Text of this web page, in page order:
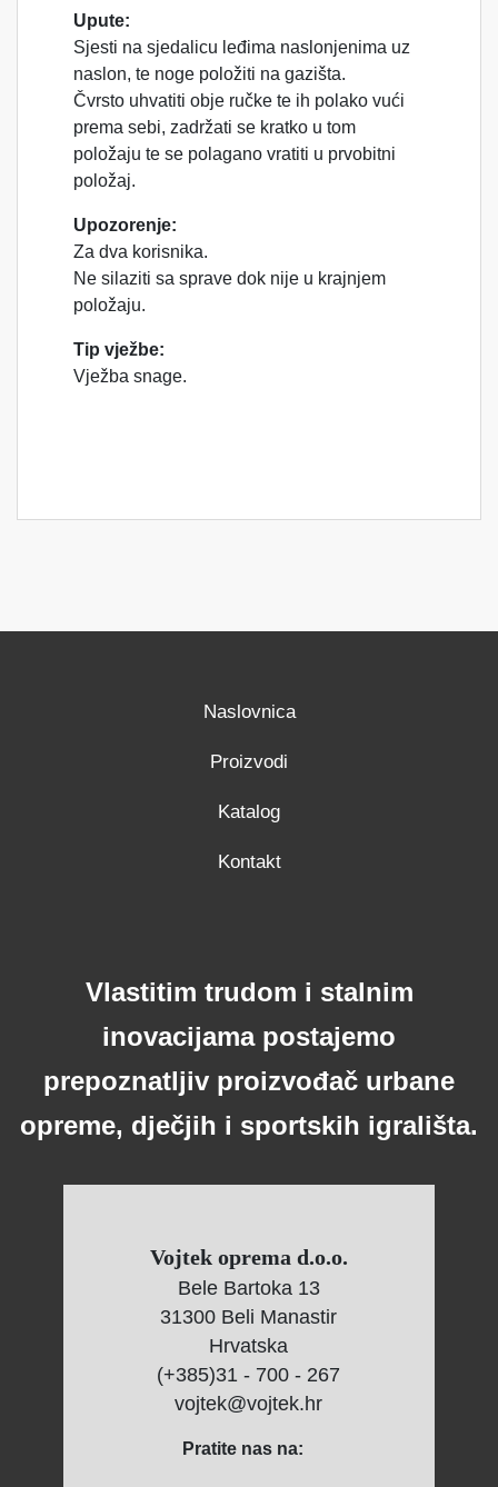
Upute:
Sjesti na sjedalicu leđima naslonjenima uz
naslon, te noge položiti na gazišta.
Čvrsto uhvatiti obje ručke te ih polako vući
prema sebi, zadržati se kratko u tom
položaju te se polagano vratiti u prvobitni
položaj.
Upozorenje:
Za dva korisnika.
Ne silaziti sa sprave dok nije u krajnjem
položaju.
Tip vježbe:
Vježba snage.
Naslovnica
Proizvodi
Katalog
Kontakt
Vlastitim trudom i stalnim
inovacijama postajemo
prepoznatljiv proizvođač urbane
opreme, dječjih i sportskih igrališta.
Vojtek oprema d.o.o.
Bele Bartoka 13
31300 Beli Manastir
Hrvatska
(+385)31 - 700 - 267
vojtek@vojtek.hr
Pratite nas na: